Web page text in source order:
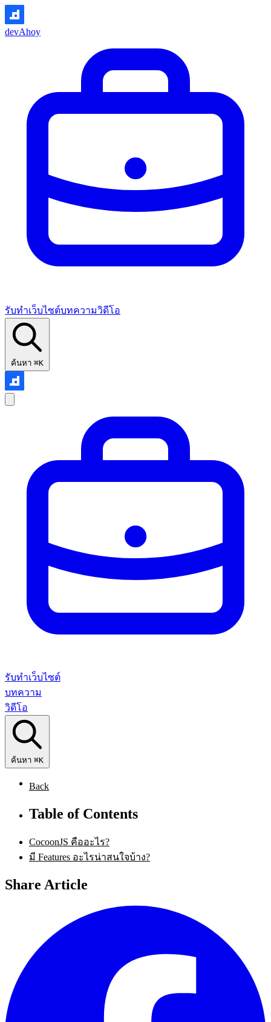
devAhoy
รับทำเว็บไซต์บทความวิดีโอ
ค้นหา ⌘K
รับทำเว็บไซต์
บทความ
วิดีโอ
ค้นหา ⌘K
Back
Table of Contents
CocoonJS คืออะไร?
มี Features อะไรน่าสนใจบ้าง?
Share Article